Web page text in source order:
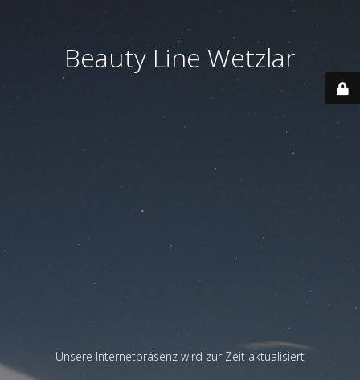
Beauty Line Wetzlar
Unsere Internetpräsenz wird zur Zeit aktualisiert